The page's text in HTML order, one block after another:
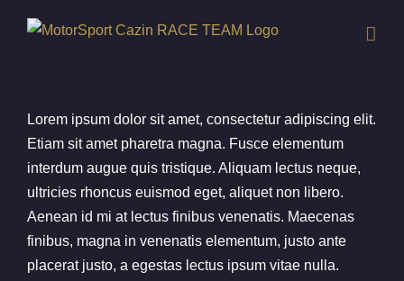
Lorem ipsum dolor sit amet, consectetur adipiscing elit.
Etiam sit amet pharetra magna. Fusce elementum
interdum augue quis tristique. Aliquam lectus neque,
ultricies rhoncus euismod eget, aliquet non libero.
Aenean id mi at lectus finibus venenatis. Maecenas
finibus, magna in venenatis elementum, justo ante
placerat justo, a egestas lectus ipsum vitae nulla.